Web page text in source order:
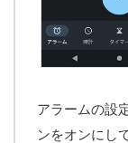
アラームの設
ンをオンにし